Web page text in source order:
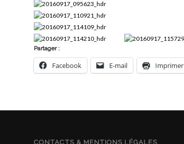
Partager :
Facebook E-mail Imprimer
CONTACTS & MENTIONS LÉGALES